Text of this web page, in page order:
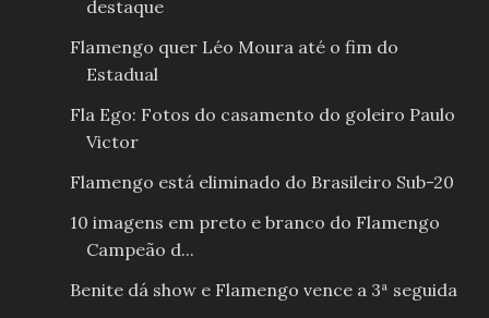
destaque
Flamengo quer Léo Moura até o fim do
Estadual
Fla Ego: Fotos do casamento do goleiro Paulo
Victor
Flamengo está eliminado do Brasileiro Sub-20
10 imagens em preto e branco do Flamengo
Campeão d...
Benite dá show e Flamengo vence a 3ª seguida